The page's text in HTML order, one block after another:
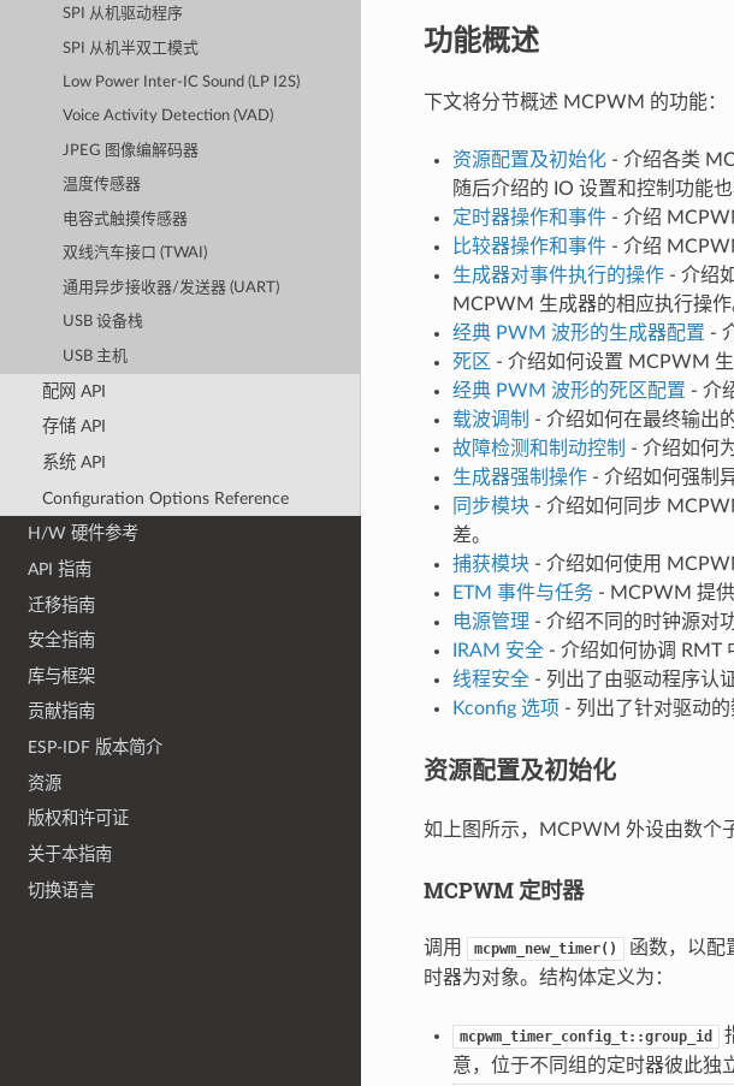
SPI 从机驱动程序
SPI 从机半双工模式
Low Power Inter-IC Sound (LP I2S)
Voice Activity Detection (VAD)
JPEG 图像编解码器
温度传感器
电容式触摸传感器
双线汽车接口 (TWAI)
通用异步接收器/发送器 (UART)
USB 设备栈
USB 主机
配网 API
存储 API
系统 API
Configuration Options Reference
H/W 硬件参考
API 指南
迁移指南
安全指南
库与框架
贡献指南
ESP-IDF 版本简介
资源
版权和许可证
关于本指南
切换语言
功能概述
下文将分节概述 MCPWM 的功能：
资源配置及初始化- 介绍各类
随后介绍的 IO 设置和控制功能
定时器操作和事件- 介绍
比较器操作和事件- 介绍
生成器对事件执行的操作- 介绍
MCPWM 生成器的相应执行操作
经典 PWM 波形的生成器配置 -
死区 - 介绍如何设置 MCPWM 生
经典 PWM 波形的死区配置 - 介
载波调制 - 介绍如何在最终输出
故障检测和制动控制 - 介绍如何
生成器强制操作- 介绍如何强制
同步模块- 介绍如何同步
差。
捕获模块- 介绍如何使用
ETM 事件与任务- MCPWM 提供
电源管理 - 介绍不同的时钟源对
IRAM 安全- 介绍如何协调 RMT
线程安全- 列出了由驱动程序认
Kconfig 选项 - 列出了针对驱动的
资源配置及初始化
如上图所示，MCPWM 外设由数个
MCPWM 定时器
调用 mcpwm_new_timer() 函数，以配
时器为对象。结构体定义为：
mcpwm_timer_config_t::group_id
意，位于不同组的定时器彼此独